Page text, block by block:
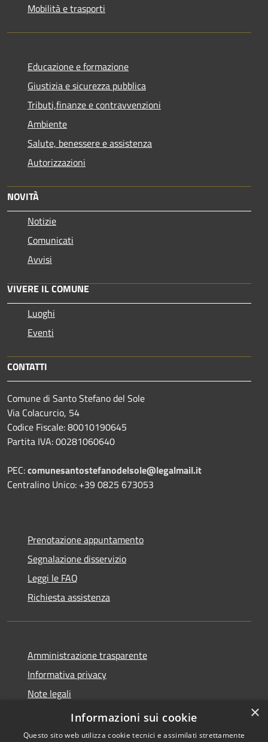
Mobilità e trasporti
Educazione e formazione
Giustizia e sicurezza pubblica
Tributi,finanze e contravvenzioni
Ambiente
Salute, benessere e assistenza
Autorizzazioni
NOVITÀ
Notizie
Comunicati
Avvisi
VIVERE IL COMUNE
Luoghi
Eventi
CONTATTI
Comune di Santo Stefano del Sole
Via Colacurcio, 54
Codice Fiscale: 80010190645
Partita IVA: 00281060640
PEC:comunesantostefanodelsole@legalmail.it
Centralino Unico: +39 0825 673053
Prenotazione appuntamento
Segnalazione disservizio
Leggi le FAQ
Richiesta assistenza
Amministrazione trasparente
Informativa privacy
Note legali
Dichiarazione di accessibilità
×
Informazioni sui cookie
Questo sito web utilizza cookie tecnici e assimilati strettamente